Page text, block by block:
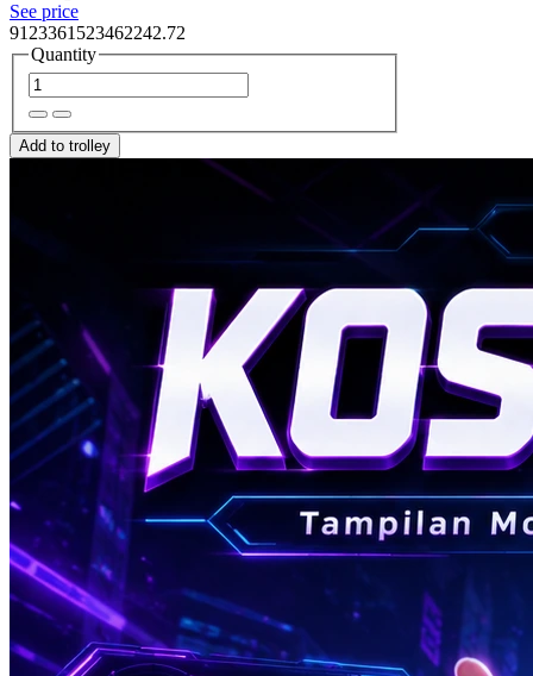
See price
9123361523462242.72
Quantity
Add to trolley